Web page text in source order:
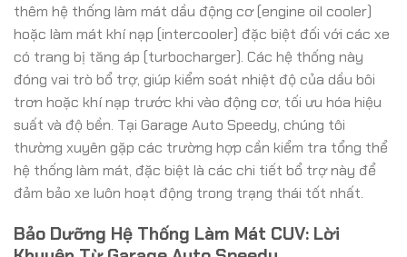
thêm hệ thống làm mát dầu động cơ (engine oil cooler)
hoặc làm mát khí nạp (intercooler) đặc biệt đối với các xe
có trang bị tăng áp (turbocharger). Các hệ thống này
đóng vai trò bổ trợ, giúp kiểm soát nhiệt độ của dầu bôi
trơn hoặc khí nạp trước khi vào động cơ, tối ưu hóa hiệu
suất và độ bền. Tại Garage Auto Speedy, chúng tôi
thường xuyên gặp các trường hợp cần kiểm tra tổng thể
hệ thống làm mát, đặc biệt là các chi tiết bổ trợ này để
đảm bảo xe luôn hoạt động trong trạng thái tốt nhất.
Bảo Dưỡng Hệ Thống Làm Mát CUV: Lời